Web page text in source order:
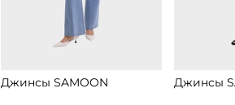
Джинсы SAMOON Джинсы